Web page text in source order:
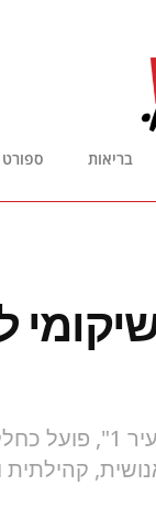
בריאות ספורט
קלאבהאוס חריש,